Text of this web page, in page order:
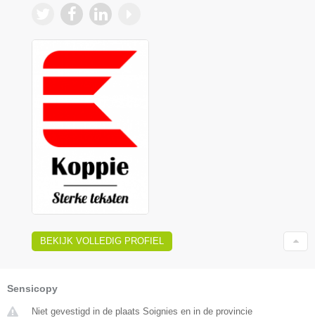
BEKIJK VOLLEDIG PROFIEL
Sensicopy
Niet gevestigd in de plaats Soignies en in de provincie